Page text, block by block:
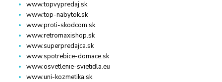
www.topvypredaj.sk
www.top-nabytok.sk
www.proti-skodcom.sk
www.retromaxishop.sk
www.superpredajca.sk
www.spotrebice-domace.sk
www.osvetlenie-svietidla.eu
www.uni-kozmetika.sk